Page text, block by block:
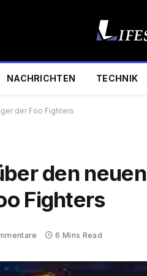
NACHRICHTEN TECHNIK
der Foo Fighters
den neuen
Fighters
6 Mins Read